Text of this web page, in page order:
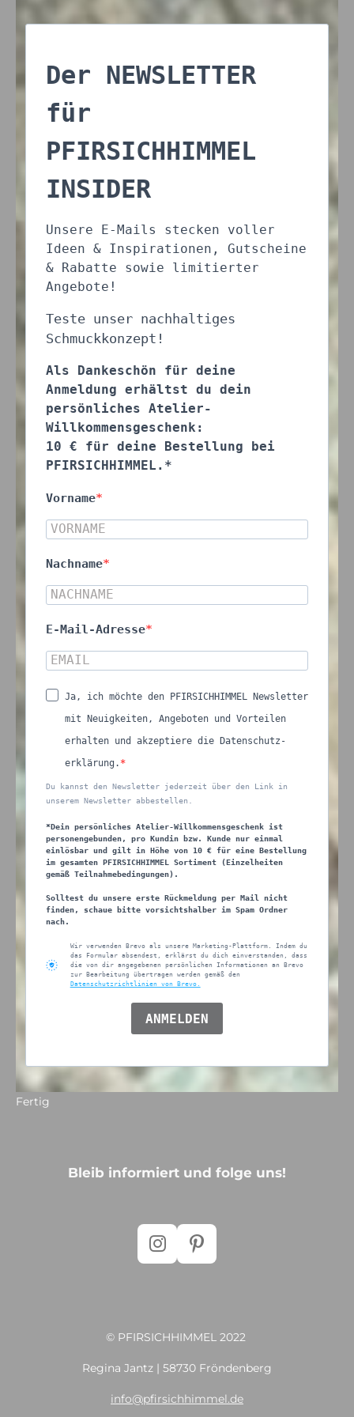
Der NEWSLETTER
für
PFIRSICHHIMMEL
INSIDER
Unsere E-Mails stecken voller
Ideen & Inspirationen, Gutscheine
& Rabatte sowie limitierter
Angebote!
Teste unser nachhaltiges
Schmuckkonzept!
Als Dankeschön für deine
Anmeldung erhältst du dein
persönliches Atelier-
Willkommensgeschenk:
10 € für deine Bestellung bei
PFIRSICHHIMMEL.*
Vorname
Nachname
E-Mail-Adresse
Ja, ich möchte den PFIRSICHHIMMEL Newsletter
mit Neuigkeiten, Angeboten und Vorteilen
erhalten und akzeptiere die Datenschutz-
erklärung.
Du kannst den Newsletter jederzeit über den Link in
unserem Newsletter abbestellen.
*Dein persönliches Atelier-Willkommensgeschenk ist
personengebunden, pro Kundin bzw. Kunde nur einmal
einlösbar und gilt in Höhe von 10 € für eine Bestellung
im gesamten PFIRSICHHIMMEL Sortiment (Einzelheiten
gemäß Teilnahmebedingungen).
Solltest du unsere erste Rückmeldung per Mail nicht
finden, schaue bitte vorsichtshalber im Spam Ordner
nach.
Wir verwenden Brevo als unsere Marketing-Plattform. Indem du
das Formular absendest, erklärst du dich einverstanden, dass
die von dir angegebenen persönlichen Informationen an Brevo
zur Bearbeitung übertragen werden gemäß den
Datenschutzrichtlinien von Brevo.
ANMELDEN
Fertig
Bleib informiert und folge uns!
I
g
r
m
P
r
e
t
© PFIRSICHHIMMEL 2022
Regina Jantz | 58730 Fröndenberg
info@pfirsichhimmel.de